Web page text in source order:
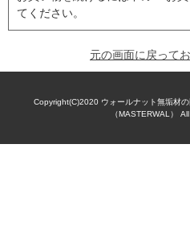
てください。
元の画面に戻って
Copyright(C)2020 ウォールナット無垢材
（MASTERWAL）